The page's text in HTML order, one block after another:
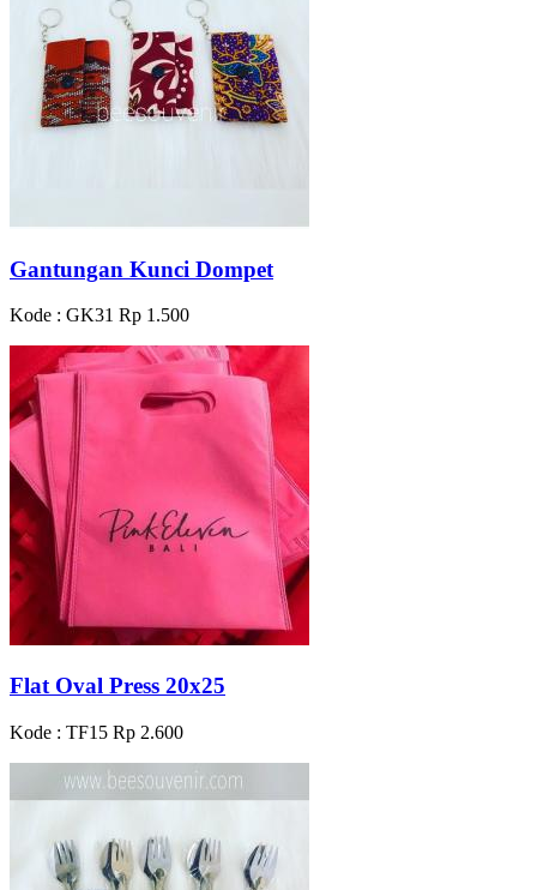
Gantungan Kunci Dompet
Kode : GK31 Rp 1.500
Flat Oval Press 20x25
Kode : TF15 Rp 2.600